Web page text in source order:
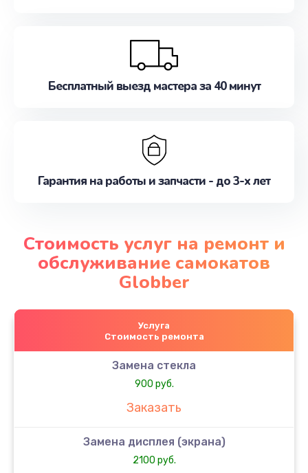
Бесплатный выезд мастера за 40 минут
Гарантия на работы и запчасти - до 3-х лет
Стоимость услуг на ремонт и
обслуживание самокатов
Globber
Услуга
Стоимость ремонта
Замена стекла
900 руб.
Заказать
Замена дисплея (экрана)
2100 руб.